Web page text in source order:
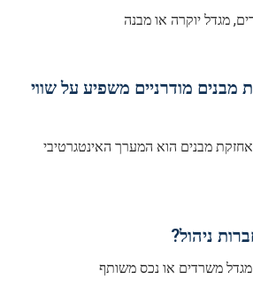
מגדל יוקרה או מבנה
מבנים מודרניים משפיע על שווי
ואחזקת מבנים הוא המערך האינטגרטיבי
ניהול?
מגדל משרדים או נכס משותף